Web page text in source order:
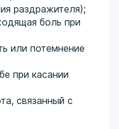
раздражителя);
боль при
или потемнение
при касании
связанный с